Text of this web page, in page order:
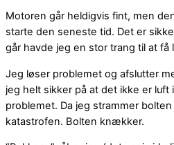
Motoren går heldigvis fint, men
starte den seneste tid. Det er
går havde jeg en stor trang til at
Jeg løser problemet og afslutter
jeg helt sikker på at det ikke er luft
problemet. Da jeg strammer
katastrofen. Bolten knækker.